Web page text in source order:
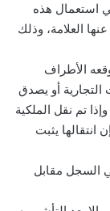
في استعمال هذه
العلامة، وذلك
الأطراف
أو يصدق
تم نقل الملكية
يثبت
السجل مقابل